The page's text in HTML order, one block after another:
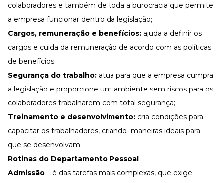
colaboradores e também de toda a burocracia que permite
a empresa funcionar dentro da legislação;
Cargos, remuneração e benefícios: ajuda a definir os
cargos e cuida da remuneração de acordo com as políticas
de benefícios;
Segurança do trabalho: atua para que a empresa cumpra
a legislação e proporcione um ambiente sem riscos para os
colaboradores trabalharem com total segurança;
Treinamento e desenvolvimento: cria condições para
capacitar os trabalhadores, criando maneiras ideais para
que se desenvolvam.
Rotinas do Departamento Pessoal
Admissão – é das tarefas mais complexas, que exige